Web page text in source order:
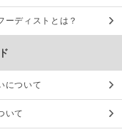
ーディストとは？
について
いて